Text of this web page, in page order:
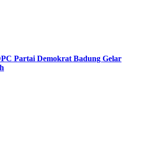
Partai Demokrat Badung Gelar